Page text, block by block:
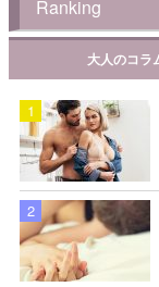
Ranking
大人のコラ